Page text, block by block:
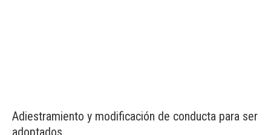
Adiestramiento y modificación de conducta para ser
adoptados